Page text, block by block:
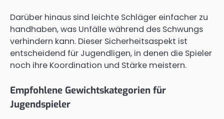
Darüber hinaus sind leichte Schläger einfacher zu
handhaben, was Unfälle während des Schwungs
verhindern kann. Dieser Sicherheitsaspekt ist
entscheidend für Jugendligen, in denen die Spieler
noch ihre Koordination und Stärke meistern.
Empfohlene Gewichtskategorien für
Jugendspieler